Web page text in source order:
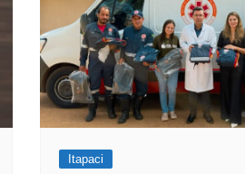
Itapaci